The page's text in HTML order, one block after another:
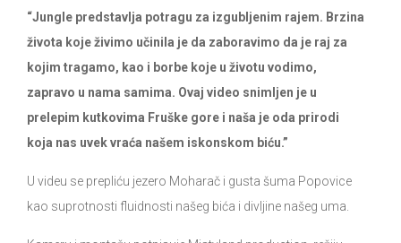
“Jungle predstavlja potragu za izgubljenim rajem. Brzina
života koje živimo učinila je da zaboravimo da je raj za
kojim tragamo, kao i borbe koje u životu vodimo,
zapravo u nama samima. Ovaj video snimljen je u
prelepim kutkovima Fruške gore i naša je oda prirodi
koja nas uvek vraća našem iskonskom biću.”
U videu se prepliću jezero Moharač i gusta šuma Popovice
kao suprotnosti fluidnosti našeg bića i divljine našeg uma.